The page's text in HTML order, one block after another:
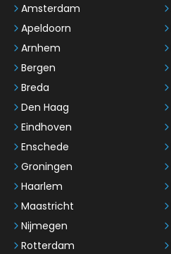
Amsterdam
Apeldoorn
Arnhem
Bergen
Breda
Den Haag
Eindhoven
Enschede
Groningen
Haarlem
Maastricht
Nijmegen
Rotterdam